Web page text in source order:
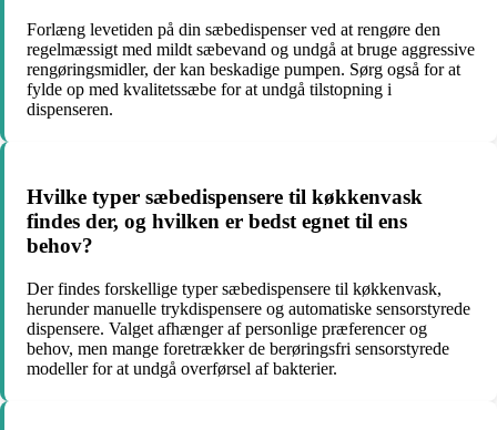
Forlæng levetiden på din sæbedispenser ved at rengøre den
regelmæssigt med mildt sæbevand og undgå at bruge aggressive
rengøringsmidler, der kan beskadige pumpen. Sørg også for at
fylde op med kvalitetssæbe for at undgå tilstopning i
dispenseren.
Hvilke typer sæbedispensere til køkkenvask
findes der, og hvilken er bedst egnet til ens
behov?
Der findes forskellige typer sæbedispensere til køkkenvask,
herunder manuelle trykdispensere og automatiske sensorstyrede
dispensere. Valget afhænger af personlige præferencer og
behov, men mange foretrækker de berøringsfri sensorstyrede
modeller for at undgå overførsel af bakterier.